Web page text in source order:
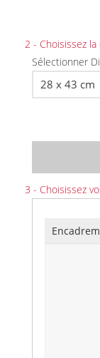
2 - Choisissez
Sélectionner
3 - Choisissez